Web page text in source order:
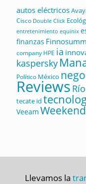
autos eléctricos
Cisco Double Click
entretenimiento equinix
finanzas
company HPE ia
kaspersky
Político México
Reviews Río
tecate id
Veeam
Llevamos la